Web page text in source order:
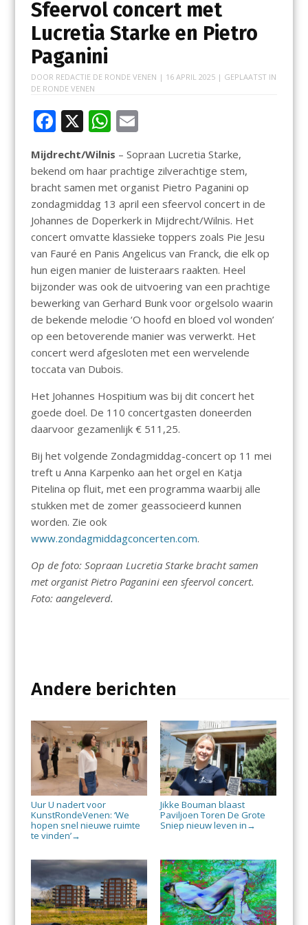
Sfeervol concert met
Lucretia Starke en Pietro
Paganini
DOOR REDACTIE DE RONDE VENEN | 16 APRIL 2025| GEPLAATST IN
DE RONDE VENEN
F
ac
e
b
o
o
k
X W
at
s
A
p
p
E
ai
l
Mijdrecht/Wilnis – Sopraan Lucretia Starke,
bekend om haar prachtige zilverachtige stem,
bracht samen met organist Pietro Paganini op
zondagmiddag 13 april een sfeervol concert in de
Johannes de Doperkerk in Mijdrecht/Wilnis. Het
concert omvatte klassieke toppers zoals Pie Jesu
van Fauré en Panis Angelicus van Franck, die elk op
hun eigen manier de luisteraars raakten. Heel
bijzonder was ook de uitvoering van een prachtige
bewerking van Gerhard Bunk voor orgelsolo waarin
de bekende melodie ‘O hoofd en bloed vol wonden’
op een betoverende manier was verwerkt. Het
concert werd afgesloten met een wervelende
toccata van Dubois.
Het Johannes Hospitium was bij dit concert het
goede doel. De 110 concertgasten doneerden
daarvoor gezamenlijk € 511,25.
Bij het volgende Zondagmiddag-concert op 11 mei
treft u Anna Karpenko aan het orgel en Katja
Pitelina op fluit, met een programma waarbij alle
stukken met de zomer geassocieerd kunnen
worden. Zie ook
www.zondagmiddagconcerten.com.
Op de foto: Sopraan Lucretia Starke bracht samen
met organist Pietro Paganini een sfeervol concert.
Foto: aangeleverd.
Andere berichten
Uur U nadert voor
KunstRondeVenen: ‘We
hopen snel nieuwe ruimte
te vinden’→
Jikke Bouman blaast
Paviljoen Toren De Grote
Sniep nieuw leven in →